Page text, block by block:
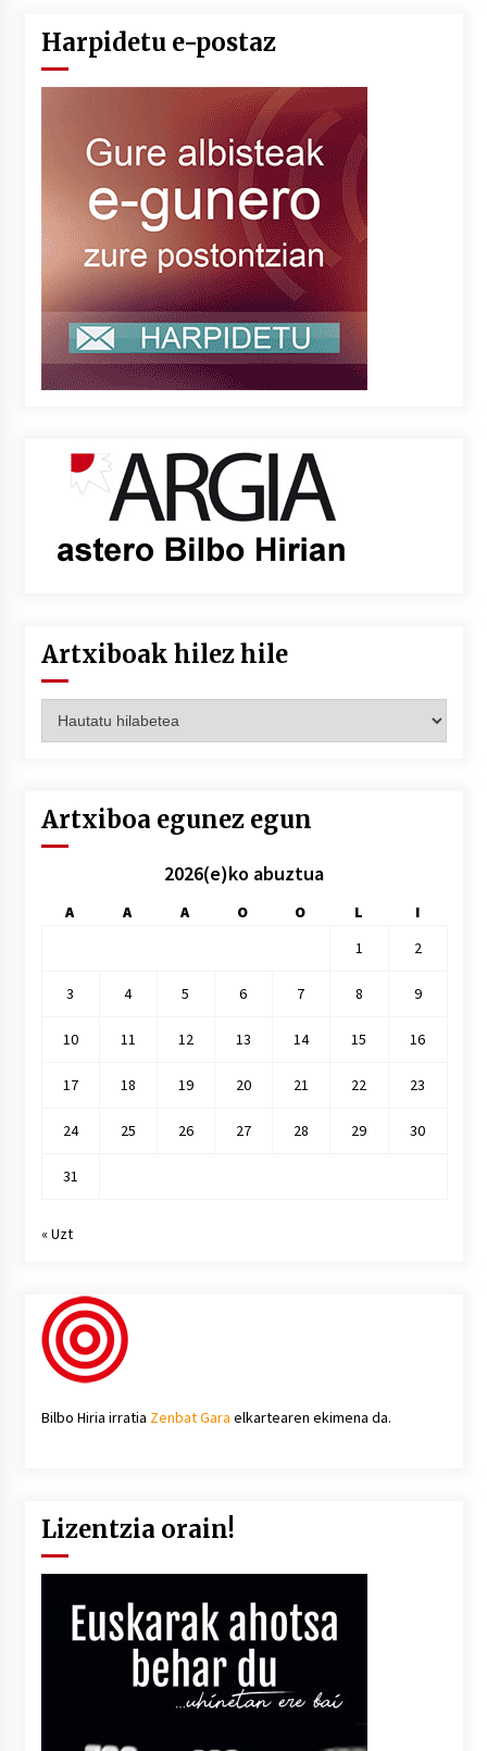
Harpidetu e-postaz
Artxiboak hilez hile
hilez
Artxiboa egunez egun
2026(e)ko abuztua
A A A O O L
I
1
2
3 4 5 6 7 8 9
10 11 12 13 14 15 16
17 18 19 20 21 22 23
24 25 26 27 28 29 30
31
« Uzt
Bilbo Hiria irratia Zenbat Gara elkartearen ekimena da.
Lizentzia orain!